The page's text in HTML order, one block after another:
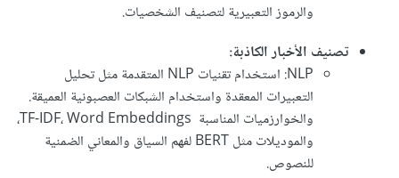
والرموز التعبيرية لتصنيف الشخصيات.
تصنيف الأخبار الكاذبة:
NLP: استخدام تقنيات NLP المتقدمة مثل تحليل
التعبيرات المعقدة واستخدام الشبكات العصبونية العميقة.
والخوارزميات المناسبة TF-IDF، Word Embeddings،
والموديلات مثل BERT لفهم السياق والمعاني الضمنية
للنصوص.